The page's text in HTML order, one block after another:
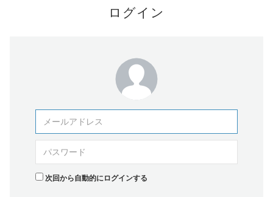
ログイン
次回から自動的にログインする